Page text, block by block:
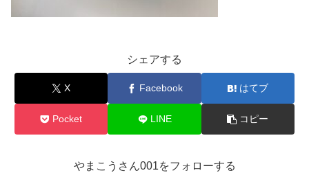
シェアする
X Facebook はてブ
Pocket LINE コピー
やまこうさん001をフォローする